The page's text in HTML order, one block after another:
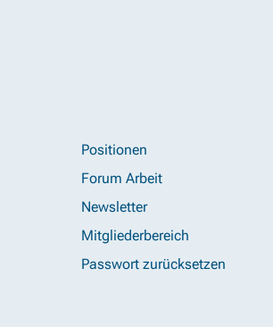
Positionen
Forum Arbeit
Newsletter
Mitgliederbereich
Passwort zurücksetzen